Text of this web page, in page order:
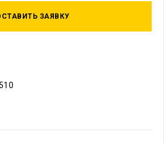
ЗАЯВКУ